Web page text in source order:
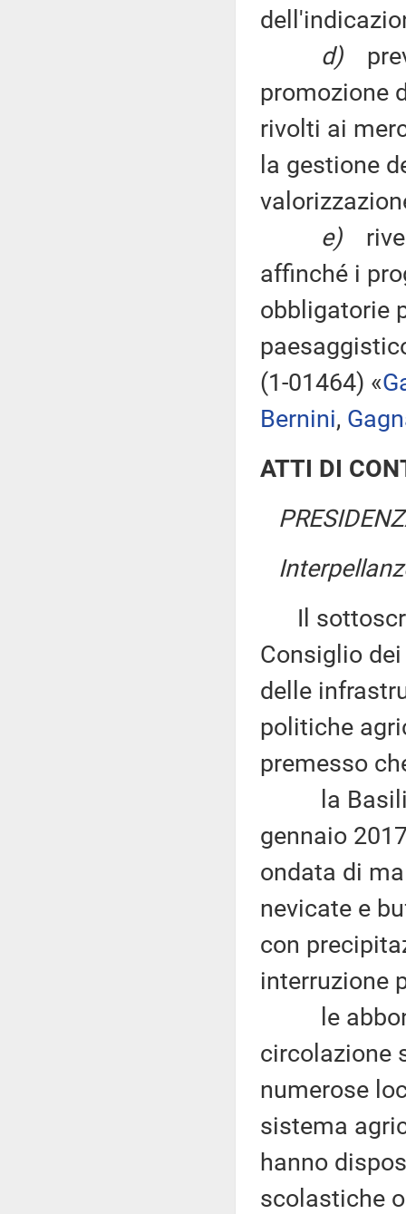
d)
promozione
rivolti ai
la gestione
e)
affinché i
obbligatorie
(1-01464) «
Bernini,
ATTI DI
Il
Consiglio
delle
politiche
premesso
la
gennaio
ondata di
nevicate e
con
interruzione
le
circolazione
numerose
sistema
hanno
scolastiche